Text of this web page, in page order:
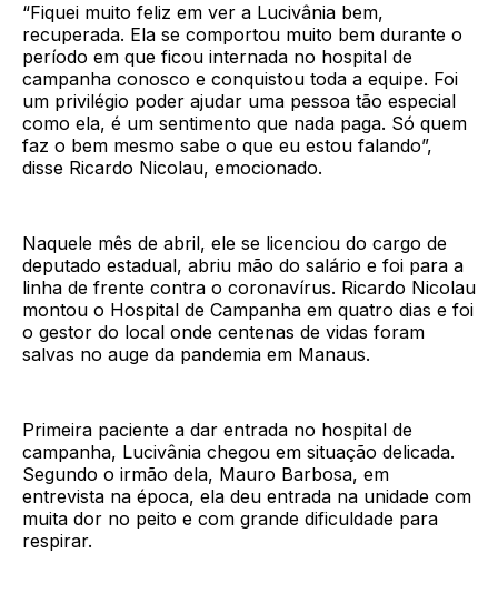
“Fiquei muito feliz em ver a Lucivânia bem,
recuperada. Ela se comportou muito bem durante o
período em que ficou internada no hospital de
campanha conosco e conquistou toda a equipe. Foi
um privilégio poder ajudar uma pessoa tão especial
como ela, é um sentimento que nada paga. Só quem
faz o bem mesmo sabe o que eu estou falando”,
disse Ricardo Nicolau, emocionado.
Naquele mês de abril, ele se licenciou do cargo de
deputado estadual, abriu mão do salário e foi para a
linha de frente contra o coronavírus. Ricardo Nicolau
montou o Hospital de Campanha em quatro dias e foi
o gestor do local onde centenas de vidas foram
salvas no auge da pandemia em Manaus.
Primeira paciente a dar entrada no hospital de
campanha, Lucivânia chegou em situação delicada.
Segundo o irmão dela, Mauro Barbosa, em
entrevista na época, ela deu entrada na unidade com
muita dor no peito e com grande dificuldade para
respirar.